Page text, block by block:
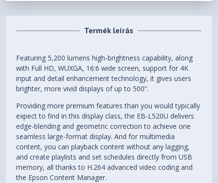
Termék leírás
Featuring 5,200 lumens high-brightness capability, along
with Full HD, WUXGA, 16:6 wide screen, support for 4K
input and detail enhancement technology, it gives users
brighter, more vivid displays of up to 500”.
Providing more premium features than you would typically
expect to find in this display class, the EB-L520U delivers
edge-blending and geometric correction to achieve one
seamless large-format display. And for multimedia
content, you can playback content without any lagging,
and create playlists and set schedules directly from USB
memory, all thanks to H.264 advanced video coding and
the Epson Content Manager.